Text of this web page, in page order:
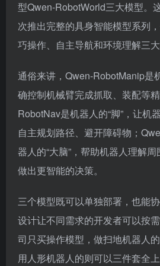
型Qwen-RobotWorld三大模型。
次推出完整的具身智能模型系列
巧操作、自主导航和环境理解三大
通俗来讲，Qwen-RobotManip是
确控制机械臂完成抓取、装配等
RobotNav是机器人的“脚”，让机
自主规划路径、避开障碍物；
器人的“大脑”，帮助机器人理解周
做出更智能的决策。
三个模型既可以单独部署，也能
设计让不同需求的开发者可以按
司只买操作模型，做扫地机器人
用人形机器人的则可以三件套全上